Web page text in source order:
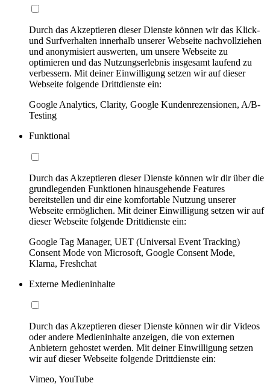
Durch das Akzeptieren dieser Dienste können wir das Klick-
und Surfverhalten innerhalb unserer Webseite nachvollziehen
und anonymisiert auswerten, um unsere Webseite zu
optimieren und das Nutzungserlebnis insgesamt laufend zu
verbessern. Mit deiner Einwilligung setzen wir auf dieser
Webseite folgende Drittdienste ein:
Google Analytics, Clarity, Google Kundenrezensionen, A/B-
Testing
Funktional
Durch das Akzeptieren dieser Dienste können wir dir über die
grundlegenden Funktionen hinausgehende Features
bereitstellen und dir eine komfortable Nutzung unserer
Webseite ermöglichen. Mit deiner Einwilligung setzen wir auf
dieser Webseite folgende Drittdienste ein:
Google Tag Manager, UET (Universal Event Tracking)
Consent Mode von Microsoft, Google Consent Mode,
Klarna, Freshchat
Externe Medieninhalte
Durch das Akzeptieren dieser Dienste können wir dir Videos
oder andere Medieninhalte anzeigen, die von externen
Anbietern gehostet werden. Mit deiner Einwilligung setzen
wir auf dieser Webseite folgende Drittdienste ein:
Vimeo, YouTube